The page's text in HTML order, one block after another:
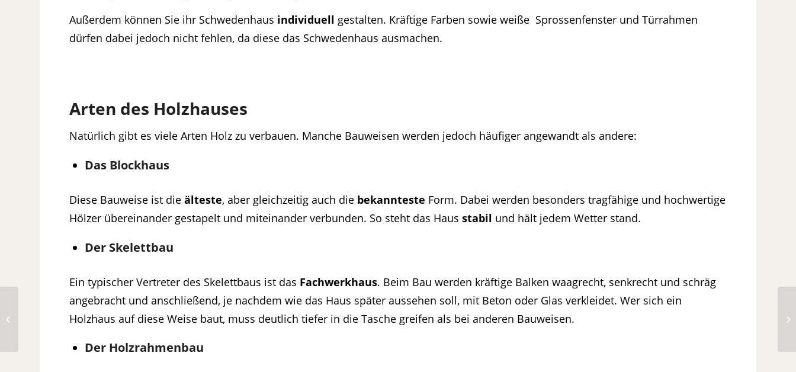
Außerdem können Sie ihr Schwedenhaus individuell gestalten. Kräftige Farben sowie weiße Sprossenfenster und Türrahmen
dürfen dabei jedoch nicht fehlen, da diese das Schwedenhaus ausmachen.
Arten des Holzhauses
Natürlich gibt es viele Arten Holz zu verbauen. Manche Bauweisen werden jedoch häufiger angewandt als andere:
Das Blockhaus
Diese Bauweise ist dieälteste, aber gleichzeitig auch die bekannteste Form. Dabei werden besonders tragfähige und hochwertige
Hölzer übereinander gestapelt und miteinander verbunden. So steht das Hausstabil und hält jedem Wetter stand.
Der Skelettbau
Ein typischer Vertreter des Skelettbaus ist das Fachwerkhaus. Beim Bau werden kräftige Balken waagrecht, senkrecht und schräg
angebracht und anschließend, je nachdem wie das Haus später aussehen soll, mit Beton oder Glas verkleidet. Wer sich ein
Holzhaus auf diese Weise baut, muss deutlich tiefer in die Tasche greifen als bei anderen Bauweisen.
Der Holzrahmenbau
Eigentumswohnung